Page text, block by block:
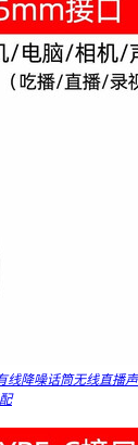
线降噪话筒无线直播